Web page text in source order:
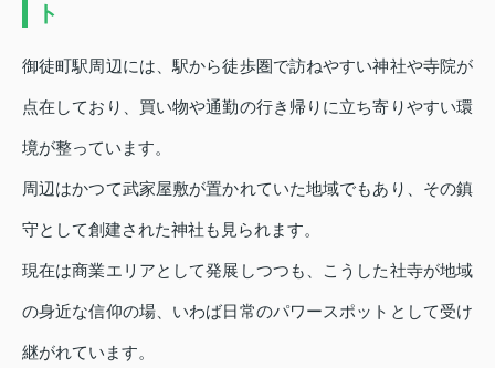
ト
御徒町駅周辺には、駅から徒歩圏で訪ねやすい神社や寺院が
点在しており、買い物や通勤の行き帰りに立ち寄りやすい環
境が整っています。
周辺はかつて武家屋敷が置かれていた地域でもあり、その鎮
守として創建された神社も見られます。
現在は商業エリアとして発展しつつも、こうした社寺が地域
の身近な信仰の場、いわば日常のパワースポットとして受け
継がれています。